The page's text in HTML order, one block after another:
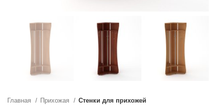
Главная Прихожая Стенки для прихожей